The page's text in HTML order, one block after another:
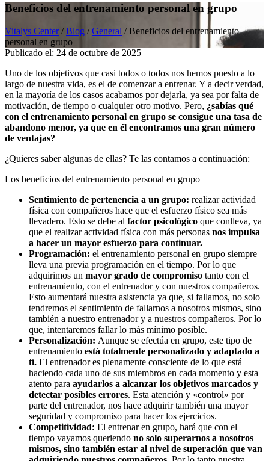
Beneficios del entrenamiento personal en grupo
Vitalys Center / Blog / General /Beneficios del entrenamiento
personal en grupo
Publicado el: 24 de octubre de 2025
Uno de los objetivos que casi todos o todos nos hemos puesto a lo
largo de nuestra vida, es el de comenzar a entrenar. Y a decir verdad,
en la mayoría de los casos acabamos por dejarla, ya sea por falta de
motivación, de tiempo o cualquier otro motivo. Pero, ¿sabías qué
con el entrenamiento personal en grupo se consigue una tasa de
abandono menor, ya que en él encontramos una gran número
de ventajas?
¿Quieres saber algunas de ellas? Te las contamos a continuación:
Los beneficios del entrenamiento personal en grupo
Sentimiento de pertenencia a un grupo: realizar actividad
física con compañeros hace que el esfuerzo físico sea más
llevadero. Esto se debe al factor psicológico que conlleva, ya
que el realizar actividad física con más personas nos impulsa
a hacer un mayor esfuerzo para continuar.
Programación: el entrenamiento personal en grupo siempre
lleva una previa programación en el tiempo. Por lo que
adquirimos un mayor grado de compromiso tanto con el
entrenamiento, con el entrenador y con nuestros compañeros.
Esto aumentará nuestra asistencia ya que, si fallamos, no solo
tendremos el sentimiento de fallarnos a nosotros mismos, sino
también a nuestro entrenador y a nuestros compañeros. Por lo
que, intentaremos fallar lo más mínimo posible.
Personalización: Aunque se efectúa en grupo, este tipo de
entrenamiento está totalmente personalizado y adaptado a
tí. El entrenador es plenamente consciente de lo que está
haciendo cada uno de sus miembros en cada momento y esta
atento para ayudarlos a alcanzar los objetivos marcados y
detectar posibles errores. Esta atención y «control» por
parte del entrenador, nos hace adquirir también una mayor
seguridad y compromiso para hacer los ejercicios.
Competitividad: El entrenar en grupo, hará que con el
tiempo vayamos queriendo no solo superarnos a nosotros
mismos, sino también estar al nivel de superación que van